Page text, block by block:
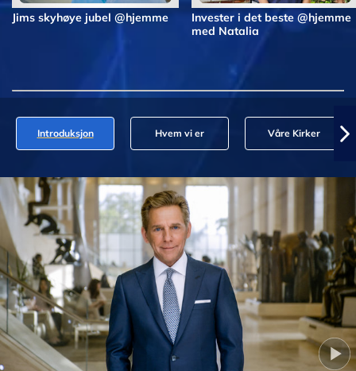
Jims skyhøye jubel @hjemme
Invester i det beste @hjemme
med Natalia
Introduksjon Hvem vi er Våre Kirker